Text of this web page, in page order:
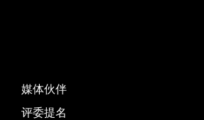
媒体伙伴
评委提名